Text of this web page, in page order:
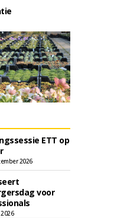
ETT op
2026
voor